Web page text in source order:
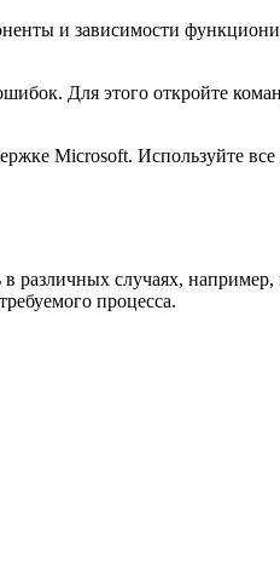
и зависимости
Для этого откройте
Microsoft. Используйте
различных случаях,
процесса.